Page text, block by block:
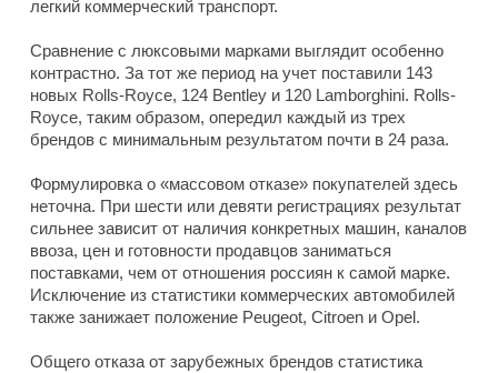
легкий коммерческий транспорт.
Сравнение с люксовыми марками выглядит особенно
контрастно. За тот же период на учет поставили 143
новых Rolls-Royce, 124 Bentley и 120 Lamborghini. Rolls-
Royce, таким образом, опередил каждый из трех
брендов с минимальным результатом почти в 24 раза.
Формулировка о «массовом отказе» покупателей здесь
неточна. При шести или девяти регистрациях результат
сильнее зависит от наличия конкретных машин, каналов
ввоза, цен и готовности продавцов заниматься
поставками, чем от отношения россиян к самой марке.
Исключение из статистики коммерческих автомобилей
также занижает положение Peugeot, Citroen и Opel.
Общего отказа от зарубежных брендов статистика